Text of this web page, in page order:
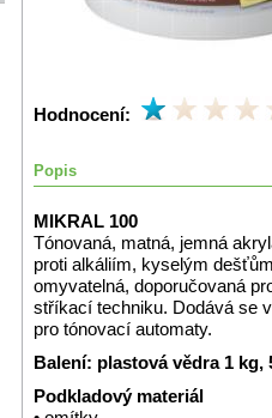
Hodnocení:
Popis
MIKRAL 100
Tónovaná, matná, jemná
proti alkáliím, kyselým
omyvatelná, doporučovaná
stříkací techniku. Dodává se
pro tónovací automaty.
Balení: plastová vědra 1 kg,
Podkladový materiál